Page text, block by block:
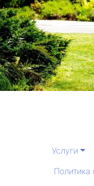
Услуги
Политика